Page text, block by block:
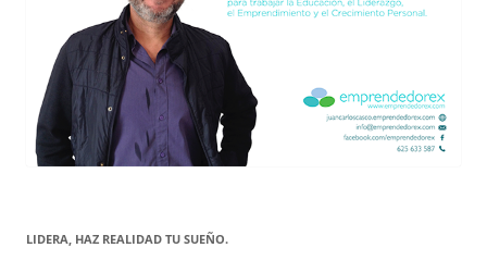
LIDERA, HAZ REALIDAD TU SUEÑO.